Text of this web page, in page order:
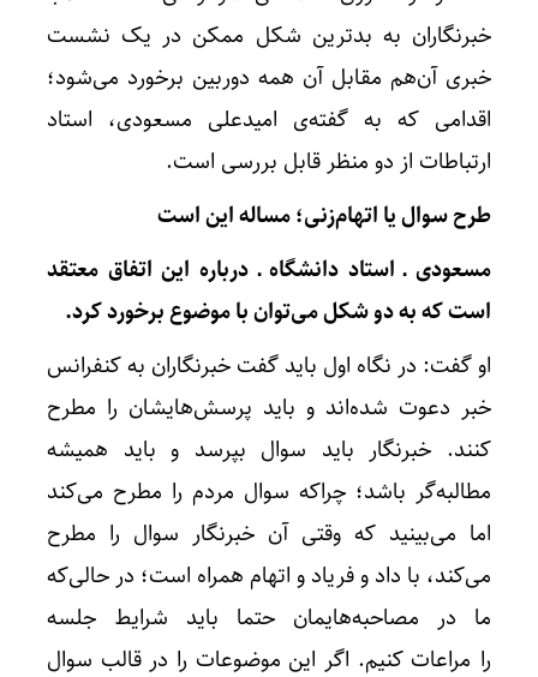
خبرنگاران به بدترین شکل ممکن در یک نشست
خبری آن‌هم مقابل آن همه دوربین برخورد می‌شود؛
اقدامی که به گفته‌ی امیدعلی مسعودی، استاد
ارتباطات از دو منظر قابل بررسی است.
طرح سوال یا اتهام‌زنی؛ مساله این است
مسعودی ـ استاد دانشگاه ـ درباره این اتفاق معتقد
است که به دو شکل می‌توان با موضوع برخورد کرد.
او گفت: در نگاه اول باید گفت خبرنگاران به کنفرانس
خبر دعوت شده‌اند و باید پرسش‌هایشان را مطرح
کنند. خبرنگار باید سوال بپرسد و باید همیشه
مطالبه‌گر باشد؛ چراکه سوال مردم را مطرح می‌کند
اما می‌بینید که وقتی آن خبرنگار سوال را مطرح
می‌کند، با داد و فریاد و اتهام همراه است؛ در حالی‌که
ما در مصاحبه‌هایمان حتما باید شرایط جلسه
را مراعات کنیم. اگر این موضوعات را در قالب سوال